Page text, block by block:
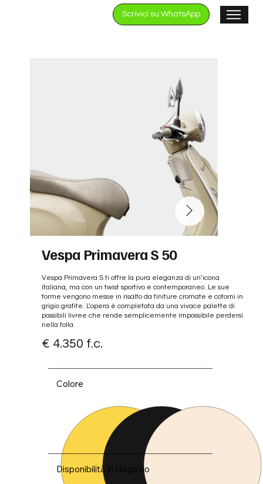
Scrivici su WhatsApp
Giallo Disinvolto
Vespa Primavera S 50
Vespa Primavera S ti offre la pura eleganza di un’icona
italiana, ma con un twist sportivo e contemporaneo. Le sue
forme vengono messe in risalto da finiture cromate e cotorni in
grigio grafite. L’opera è completata da una vivace palette di
possibili livree che rende semplicemente impossibile perdersi
nella folla.
€ 4.350 f.c.
Colore
Disponibilità in Negozio